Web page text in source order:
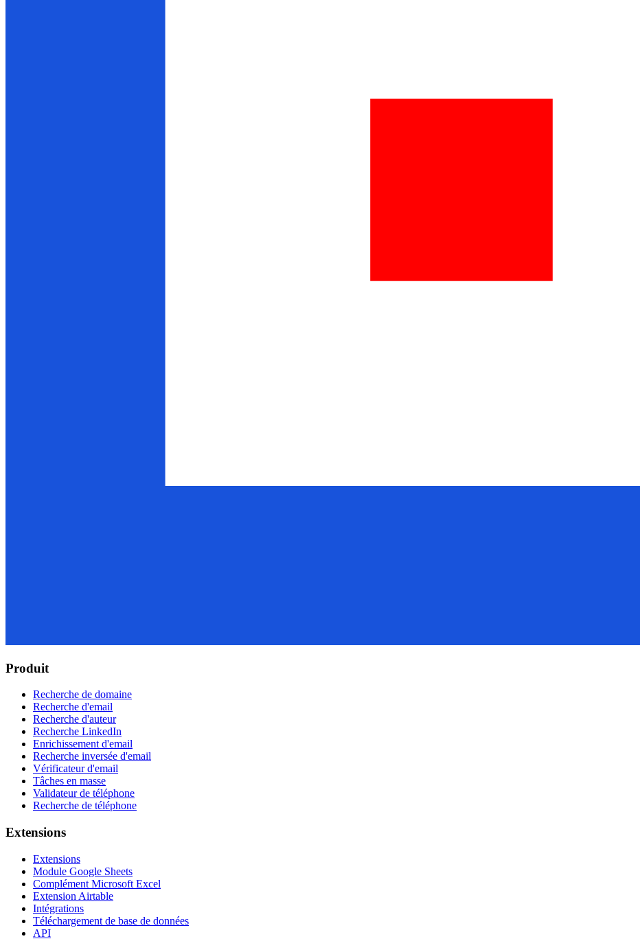
Produit
Recherche de domaine
Recherche d'email
Recherche d'auteur
Recherche LinkedIn
Enrichissement d'email
Recherche inversée d'email
Vérificateur d'email
Tâches en masse
Validateur de téléphone
Recherche de téléphone
Extensions
Extensions
Module Google Sheets
Complément Microsoft Excel
Extension Airtable
Intégrations
Téléchargement de base de données
API